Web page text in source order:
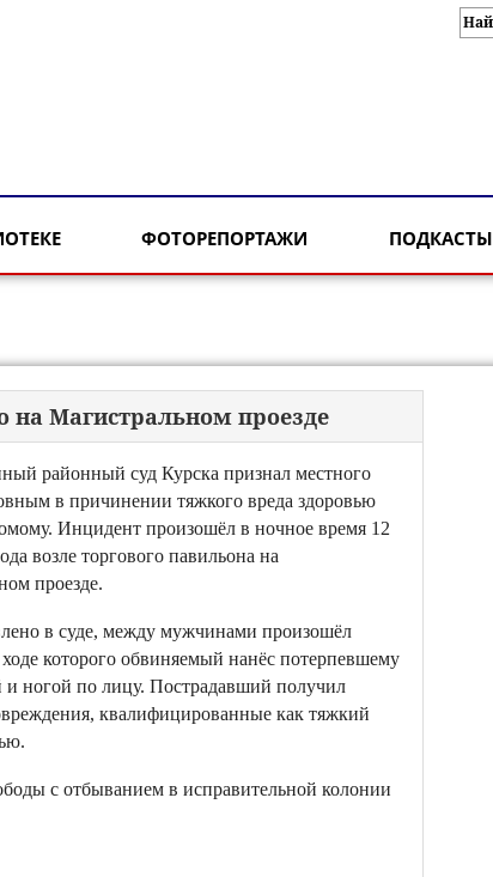
ФОТОРЕПОРТАЖИ ПОДКАСТЫ
на Магистральном проезде
районный суд Курска признал местного
в причинении тяжкого вреда здоровью
Инцидент произошёл в ночное время 12
возле торгового павильона на
проезде.
в суде, между мужчинами произошёл
которого обвиняемый нанёс потерпевшему
и ногой по лицу. Пострадавший получил
квалифицированные как тяжкий
с отбыванием в исправительной колонии